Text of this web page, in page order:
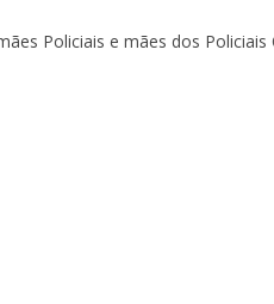
Policiais e mães dos Policiais